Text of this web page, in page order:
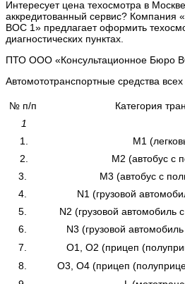
Интересует цена техосмотра в
аккредитованный сервис? Компания
ВОС 1» предлагает оформить
диагностических пунктах.
ПТО ООО «Консультационное Бюро
Автомототранспортные средства всех
№ п/п
Категория
1
1.
М1
2.
М2 (автобус с
3.
М3 (автобус с
4.
N1 (грузовой
5.
N2 (грузовой автомобиль
6.
N3 (грузовой
7.
О1, О2 (прицеп
8.
О3, О4 (прицеп